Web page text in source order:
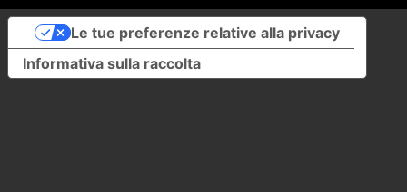
Informativa sulla raccolta
Le tue preferenze relative alla privacy